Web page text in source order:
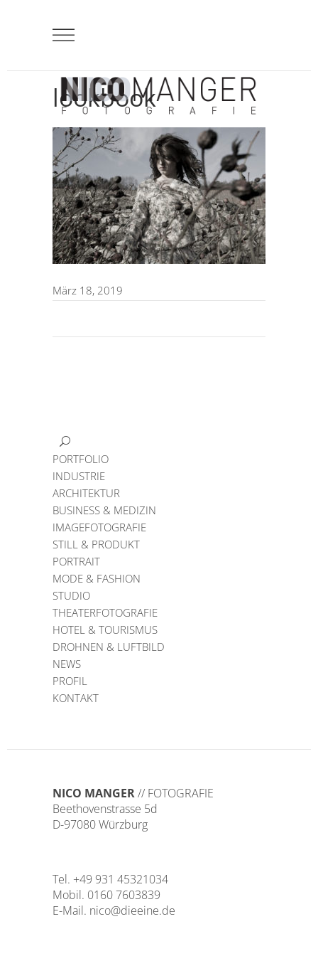
lookbook
März 18, 2019
PORTFOLIO
INDUSTRIE
ARCHITEKTUR
BUSINESS & MEDIZIN
IMAGEFOTOGRAFIE
STILL & PRODUKT
PORTRAIT
MODE & FASHION
STUDIO
THEATERFOTOGRAFIE
HOTEL & TOURISMUS
DROHNEN & LUFTBILD
NEWS
PROFIL
KONTAKT
NICO MANGER// FOTOGRAFIE
Beethovenstrasse 5d
D-97080 Würzburg
Tel. +49 931 45321034
Mobil. 0160 7603839
E-Mail. nico@dieeine.de